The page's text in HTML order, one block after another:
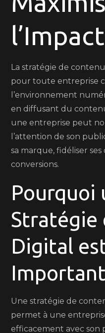
de
Digital
La stratégie de
pour toute entreprise
l’environnement
en diffusant du
une entreprise peut
l’attention de son
sa marque, fidéliser
conversions.
Pourquoi
Stratégie
Digital
Une stratégie de
permet à une
efficacement avec son